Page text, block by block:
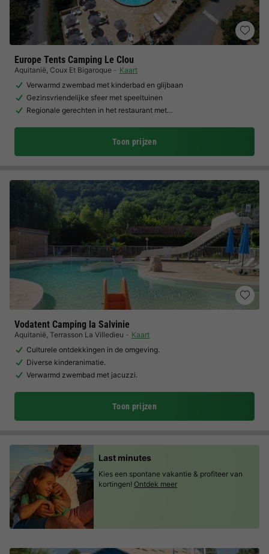
Europe Tents Camping Le Clou
Aquitanië, Coux Et Bigaroque
Kaart
Verwarmd zwembad met kinderbad en glijbaan
Gezinsvriendelijke sfeer met speeltuinen
Regionale gerechten in het restaurant met…
Toon prijzen
Vodatent Camping la Salvinie
Aquitanië, Terrasson La Villedieu
Kaart
Culturele ontdekkingen in de omgeving.
Diverse kinderanimatie.
Verwarmd zwembad met jacuzzi.
Toon prijzen
Last minutes
Kies een spontane vakantie & profiteer van
kortingen! Ontdek meer